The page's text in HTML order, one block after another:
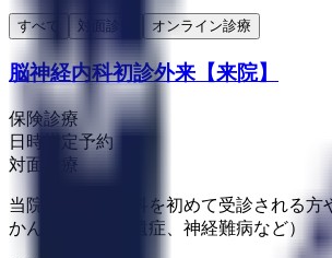
すべて 対面診療 オンライン診療
脳神経内科初診外来【来院】
保険診療
日時指定予約
対面診療
当院の脳神経内科を初めて受診される
かん、脳梗塞後遺症、神経難病など）